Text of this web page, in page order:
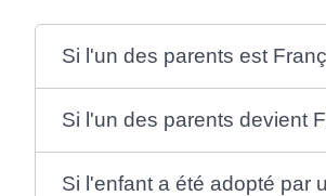
Si l'un des parents est
Si l'un des parents devient
Si l'enfant a été adopté par